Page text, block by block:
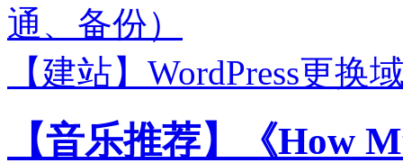
通、备份）
【建站】WordPress更
【音乐推荐】《How